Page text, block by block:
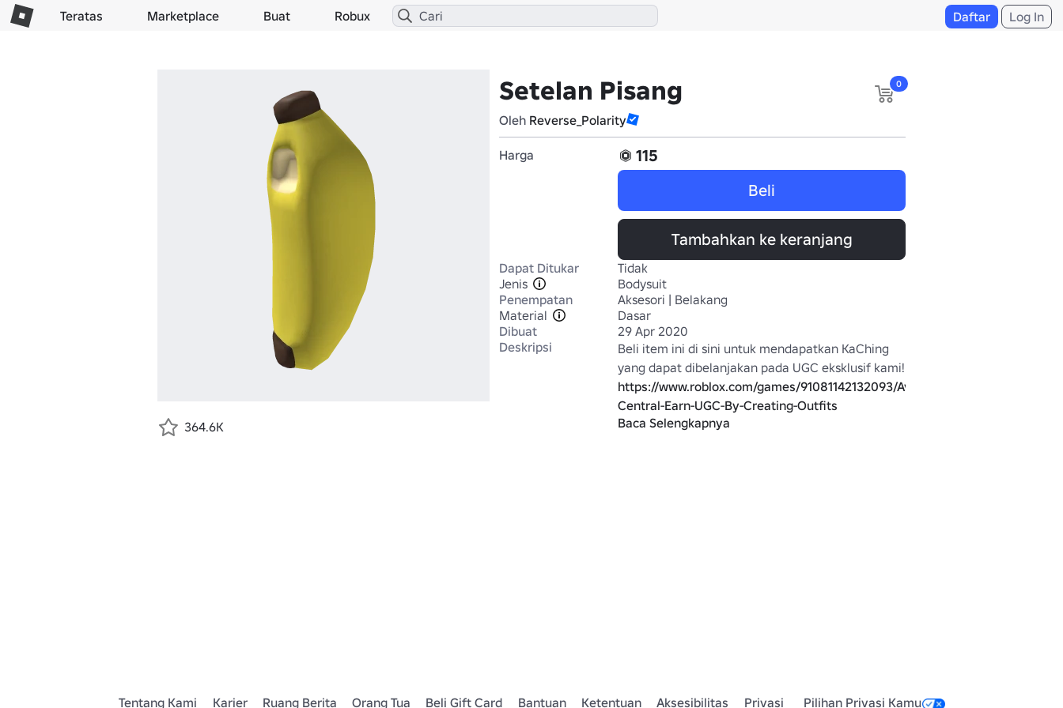
Teratas Marketplace Buat Robux Daftar Log In
Setelan Pisang
Oleh Reverse_Polarity
0
Harga
115
Beli
Tambahkan ke keranjang
Dapat Ditukar
Tidak
Jenis
Bodysuit
Penempatan
Aksesori | Belakang
Material
Dasar
Dibuat
29 Apr 2020
Deskripsi
Beli item ini di sini untuk mendapatkan KaChing
https://www.roblox.com/games/91081142132093/Avatar-
Central-Earn-UGC-By-Creating-Outfits
Baca Selengkapnya
364.6K
Tentang Kami Karier Ruang Berita Orang Tua Beli Gift Card Bantuan Ketentuan Aksesibilitas Privasi Pilihan Privasi Kamu